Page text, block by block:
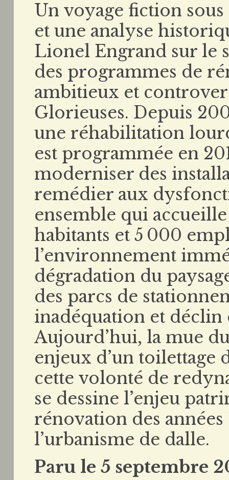
Un voyage fiction
et une analyse
Lionel Engrand sur le
des programmes de
ambitieux et
Glorieuses. Depuis
une réhabilitation
est programmée en
moderniser des
remédier aux
ensemble qui
habitants et 5 000
l’environnement
dégradation du
des parcs de
inadéquation et
Aujourd’hui, la mue
enjeux d’un toilettage
cette volonté de
se dessine l’enjeu
rénovation des
l’urbanisme de dalle.
Paru le 5 septembre